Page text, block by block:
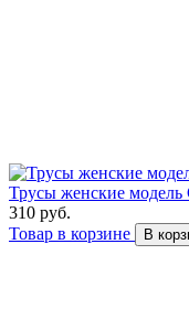
Трусы женские модель
310 руб.
Товар в корзине
В